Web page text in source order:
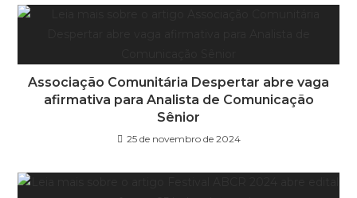
Associação Comunitária Despertar abre vaga
afirmativa para Analista de Comunicação
Sênior
25 de novembro de 2024